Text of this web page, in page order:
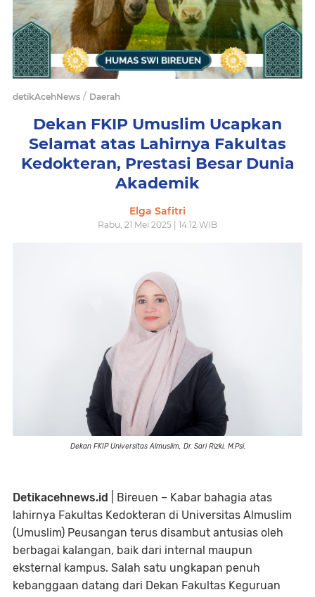
detikAcehNews / Daerah
Dekan FKIP Umuslim Ucapkan
Selamat atas Lahirnya Fakultas
Kedokteran, Prestasi Besar Dunia
Akademik
Elga Safitri
Rabu, 21 Mei 2025 | 14:12 WIB
Dekan FKIP Universitas Almuslim, Dr. Sari Rizki, M.Psi.
Detikacehnews.id | Bireuen – Kabar bahagia atas
lahirnya Fakultas Kedokteran di Universitas Almuslim
(Umuslim) Peusangan terus disambut antusias oleh
berbagai kalangan, baik dari internal maupun
eksternal kampus. Salah satu ungkapan penuh
kebanggaan datang dari Dekan Fakultas Keguruan